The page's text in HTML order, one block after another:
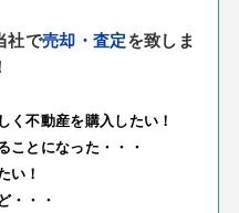
社で売却・査定を致しま
く不動産を購入したい！
ことになった・・・
い！
・・・